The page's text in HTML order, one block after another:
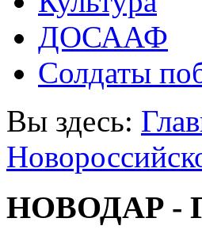
ДОСААФ
Солдаты
Вы здесь:
НОВОДАР -